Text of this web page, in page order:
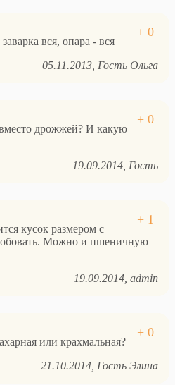
вся, опара - вся
05.11.2013 Гость Ольга
дрожжей? И какую
19.09.2014 Гость
кусок размером с
Можно и пшеничную
19.09.2014 admin
или крахмальная?
21.10.2014 Гость Элина